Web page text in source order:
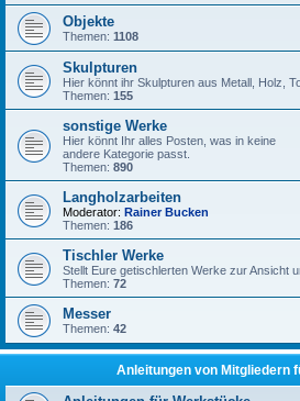
Objekte
Themen: 1108
Skulpturen
Hier könnt ihr Skulpturen aus Metall, Holz,
Themen: 155
sonstige Werke
Hier könnt Ihr alles Posten, was in keine
andere Kategorie passt.
Themen: 890
Langholzarbeiten
Moderator: Rainer Bucken
Themen: 186
Tischler Werke
Stellt Eure getischlerten Werke zur Ansicht
Themen: 72
Messer
Themen: 42
Anleitungen von Mitgliedern